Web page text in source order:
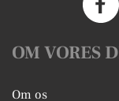
OM VORES
Om os